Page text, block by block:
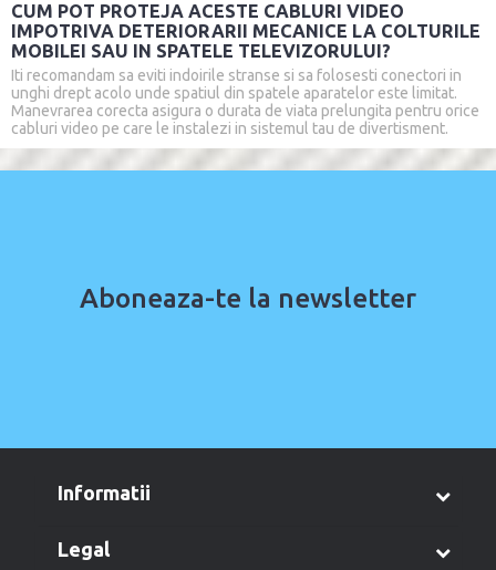
CUM POT PROTEJA ACESTE CABLURI VIDEO
IMPOTRIVA DETERIORARII MECANICE LA COLTURILE
MOBILEI SAU IN SPATELE TELEVIZORULUI?
Iti recomandam sa eviti indoirile stranse si sa folosesti conectori in
unghi drept acolo unde spatiul din spatele aparatelor este limitat.
Manevrarea corecta asigura o durata de viata prelungita pentru orice
cabluri video pe care le instalezi in sistemul tau de divertisment.
Aboneaza-te la newsletter
informatii
legal